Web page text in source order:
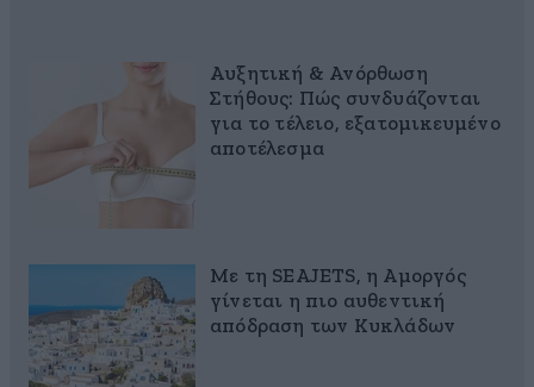
Αυξητική & Ανόρθωση
Στήθους: Πώς συνδυάζονται
για το τέλειο, εξατομικευμένο
αποτέλεσμα
Με τη SEAJETS, η Αμοργός
γίνεται η πιο αυθεντική
απόδραση των Κυκλάδων